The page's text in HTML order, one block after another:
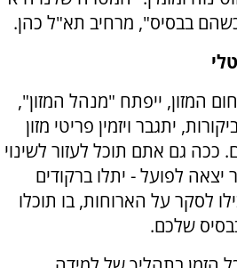
כשהם בבסיס", מרחיב תא"ל כהן.
המזון, ייפתח "מנהל המזון",
יתגבר ויזמין פריטי מזון
גם אתם תוכל לעזור לשינוי
לפועל - יתלו ברקודים
לסקר על הארוחות, בו תוכלו
שלכם.